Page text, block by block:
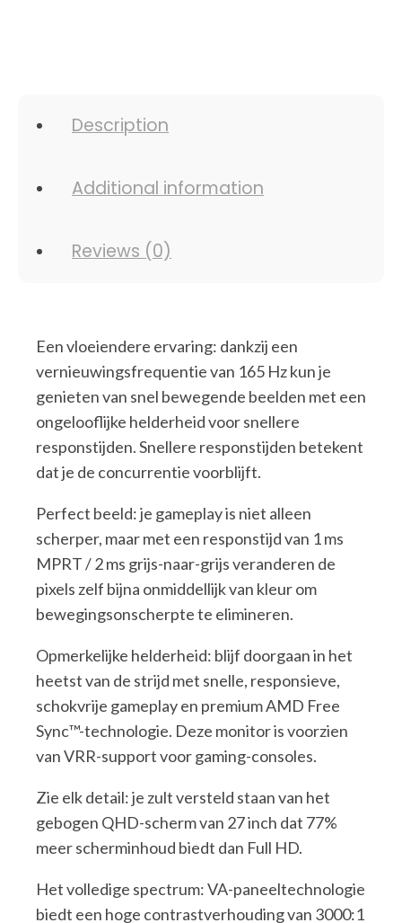
Description
Additional information
Reviews (0)
Een vloeiendere ervaring: dankzij een
vernieuwingsfrequentie van 165 Hz kun je
genieten van snel bewegende beelden met een
ongelooflijke helderheid voor snellere
responstijden. Snellere responstijden betekent
dat je de concurrentie voorblijft.
Perfect beeld: je gameplay is niet alleen
scherper, maar met een responstijd van 1 ms
MPRT / 2 ms grijs-naar-grijs veranderen de
pixels zelf bijna onmiddellijk van kleur om
bewegingsonscherpte te elimineren.
Opmerkelijke helderheid: blijf doorgaan in het
heetst van de strijd met snelle, responsieve,
schokvrije gameplay en premium AMD Free
Sync™-technologie. Deze monitor is voorzien
van VRR-support voor gaming-consoles.
Zie elk detail: je zult versteld staan van het
gebogen QHD-scherm van 27 inch dat 77%
meer scherminhoud biedt dan Full HD.
Het volledige spectrum: VA-paneeltechnologie
biedt een hoge contrastverhouding van 3000:1